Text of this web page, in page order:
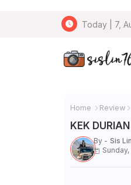
Today | 7,
Home Review
KEK
By - Sis Lin